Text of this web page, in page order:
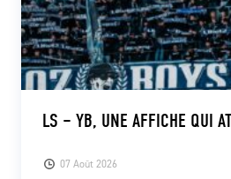
07 Août 2026
LS – YB, UNE AFFICHE QUI